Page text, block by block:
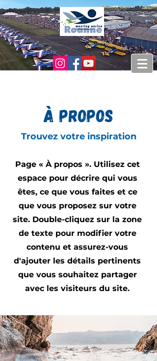
À propos
Trouvez votre inspiration
Page « À propos ». Utilisez cet
espace pour décrire qui vous
êtes, ce que vous faites et ce
que vous proposez sur votre
site. Double-cliquez sur la zone
de texte pour modifier votre
contenu et assurez-vous
d'ajouter les détails pertinents
que vous souhaitez partager
avec les visiteurs du site.